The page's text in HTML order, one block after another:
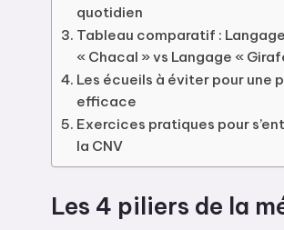
quotidien
Tableau comparatif : Langage
« Chacal » vs Langage «
Les écueils à éviter pour une
efficace
Exercices pratiques pour
la CNV
Les 4 piliers de la